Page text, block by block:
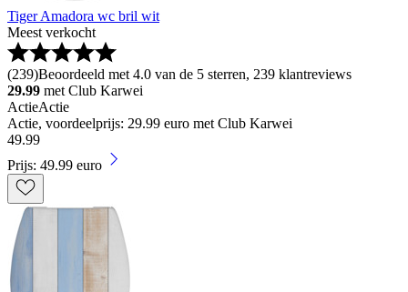
Tiger Amadora wc bril wit
Meest verkocht
(239)Beoordeeld met 4.0 van de 5 sterren, 239 klantreviews
29.99 met Club Karwei
ActieActie
Actie, voordeelprijs: 29.99 euro met Club Karwei
49.99
Prijs: 49.99 euro